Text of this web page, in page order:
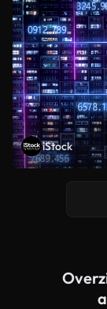
iStock